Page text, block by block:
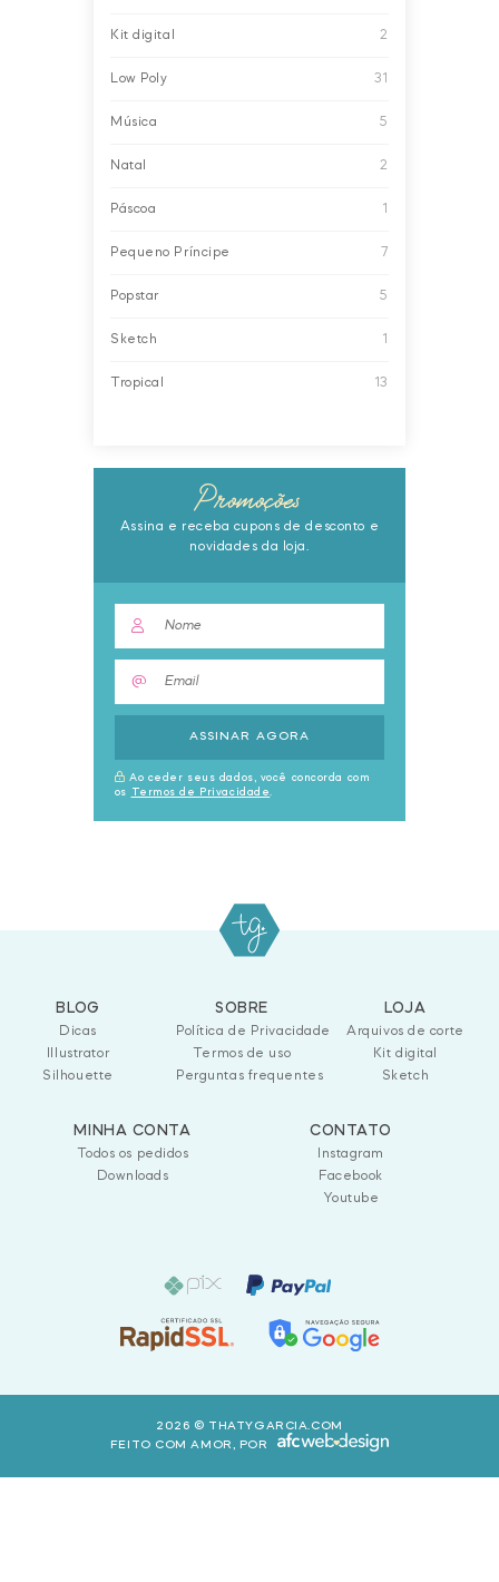
Kit digital 2
Low Poly 31
Música 5
Natal 2
Páscoa 1
Pequeno Príncipe 7
Popstar 5
Sketch 1
Tropical 13
Promoções
Assina e receba cupons de desconto e
novidades da loja.
ASSINAR AGORA
Ao ceder seus dados, você concorda com
os Termos de Privacidade
BLOG
Dicas
Illustrator
Silhouette
SOBRE
Política de Privacidade
Termos de uso
Perguntas frequentes
LOJA
Arquivos de corte
Kit digital
Sketch
MINHA CONTA
Todos os pedidos
Downloads
CONTATO
Instagram
Facebook
Youtube
2026 © THATYGARCIA.COM
FEITO COM AMOR, POR